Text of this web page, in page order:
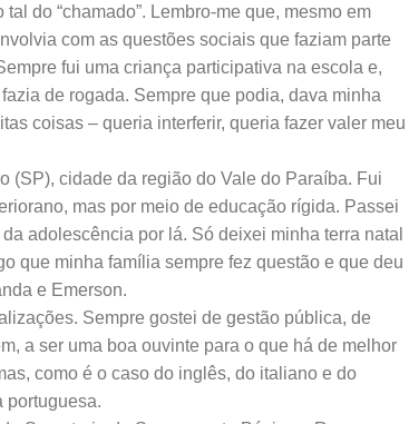
do “chamado”. Lembro-me que, mesmo em
com as questões sociais que faziam parte
fui uma criança participativa na escola e,
de rogada. Sempre que podia, dava minha
coisas – queria interferir, queria fazer valer meu
(SP), cidade da região do Vale do Paraíba. Fui
mas por meio de educação rígida. Passei
adolescência por lá. Só deixei minha terra natal
que minha família sempre fez questão e que deu
e Emerson.
Sempre gostei de gestão pública, de
a ser uma boa ouvinte para o que há de melhor
como é o caso do inglês, do italiano e do
portuguesa.